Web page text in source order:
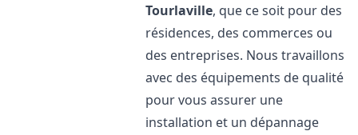
Tourlaville, que ce soit pour des
résidences, des commerces ou
des entreprises. Nous travaillons
avec des équipements de qualité
pour vous assurer une
installation et un dépannage